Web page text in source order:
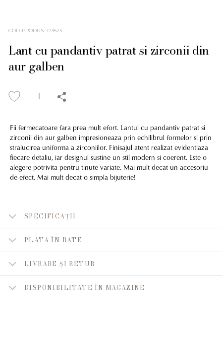
COD PRODUS: 173523
Lant cu pandantiv patrat si zirconii din
aur galben
Fii fermecatoare fara prea mult efort. Lantul cu pandantiv patrat si
zirconii din aur galben impresioneaza prin echilibrul formelor si prin
stralucirea uniforma a zirconiilor. Finisajul atent realizat evidentiaza
fiecare detaliu, iar designul sustine un stil modern si coerent. Este o
alegere potrivita pentru tinute variate. Mai mult decat un accesoriu
de efect. Mai mult decat o simpla bijuterie!
SPECIFICAȚII
PLATA ÎN RATE
LIVRARE ȘI RETUR
DISPONIBILITATE ÎN MAGAZINE